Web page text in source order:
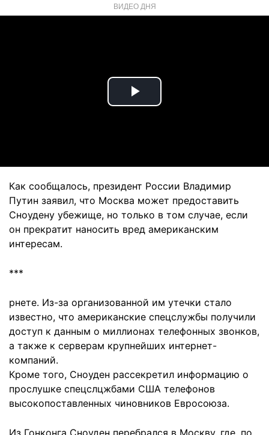
ВИДЕО ДНЯ
Play
Как сообщалось, президент России Владимир
Путин заявил, что Москва может предоставить
Сноудену убежище, но только в том случае, если
он прекратит наносить вред американским
интересам.
***
рнете. Из-за организованной им утечки стало
известно, что американские спецслужбы получили
доступ к данным о миллионах телефонных звонков,
а также к серверам крупнейших интернет-
компаний.
Кроме того, Сноуден рассекретил информацию о
прослушке спецслцжбами CША телефонов
высокопоставленных чиновников Евросоюза.
Из Гонконга Сноуден перебрался в Москву, где, по